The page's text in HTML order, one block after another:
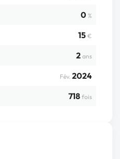
0 %
15 €
2 ans
Fév. 2024
718 fois